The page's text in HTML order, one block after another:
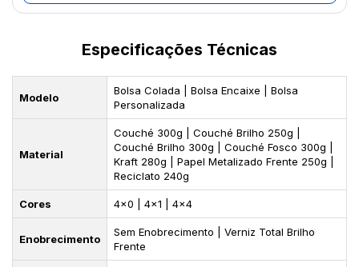
Especificações Técnicas
Modelo
Bolsa Colada | Bolsa Encaixe | Bolsa
Personalizada
Material
Couché 300g | Couché Brilho 250g |
Couché Brilho 300g | Couché Fosco 300g |
Kraft 280g | Papel Metalizado Frente 250g |
Reciclato 240g
Cores 4x0 | 4x1 | 4x4
Enobrecimento
Sem Enobrecimento | Verniz Total Brilho
Frente